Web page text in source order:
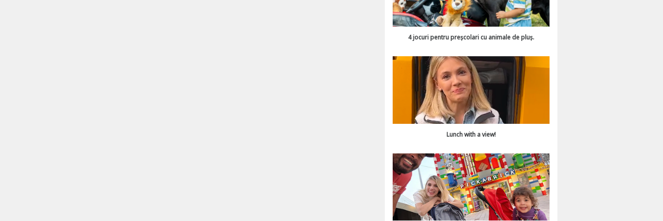
4 jocuri pentru preșcolari cu animale de pluș.
Lunch with a view!